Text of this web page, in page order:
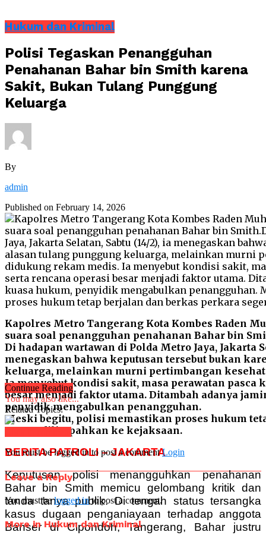
Hukum dan Kriminal
Polisi Tegaskan Penangguhan
Penahanan Bahar bin Smith karena
Sakit, Bukan Tulang Punggung
Keluarga
By
admin
Published on February 14, 2026
Kapolres Metro Tangerang Kota Kombes Raden
suara soal penangguhan penahanan Bahar bin
Di hadapan wartawan di Polda Metro Jaya, Jakarta
menegaskan bahwa keputusan tersebut bukan
keluarga, melainkan murni pertimbangan
Ia menyebut kondisi sakit, masa perawatan pasca
besar menjadi faktor utama. Ditambah adanya
penyidik mengabulkan penangguhan.
Meski begitu, polisi memastikan proses hukum
segera dilimpahkan ke kejaksaan.
BERITA PATROLI – JAKARTA
Keputusan polisi menangguhkan penahanan
Bahar bin Smith memicu gelombang kritik dan
tanda tanya publik. Di tengah status tersangka
kasus dugaan penganiayaan terhadap anggota
Banser di Cipondoh, Tangerang, Bahar justru
Continue Reading
You may also like...
Related Topics:
You must be logged in to post a commentLogin
Leave a Reply
You must belogged into post a comment.
More in Hukum dan Kriminal